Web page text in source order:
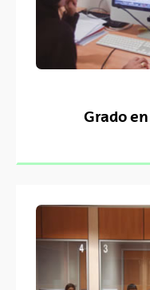
Grado